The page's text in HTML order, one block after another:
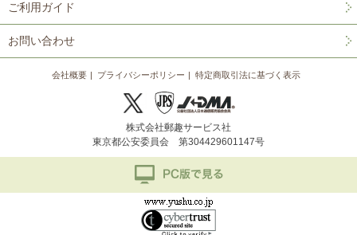
ご利用ガイド
お問い合わせ
会社概要 プライバシーポリシー 特定商取引法に基づく表示
株式会社郵趣サービス社
東京都公安委員会 第304429601147号